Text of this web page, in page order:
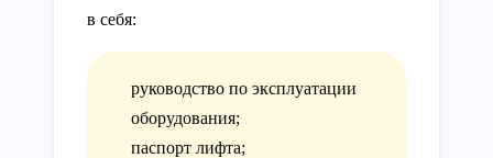
в себя:
руководство по эксплуатации
оборудования;
паспорт лифта;